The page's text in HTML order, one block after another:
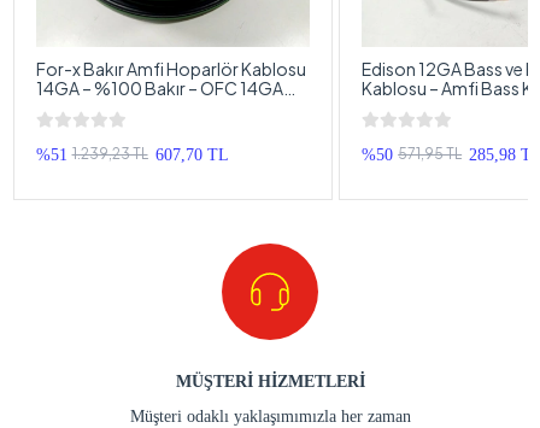
For-x Bakır Amfi Hoparlör Kablosu
14GA – %100 Bakır – OFC 14GA
Anfi Bass Kablosu – 5 Metre
%51 1.239,23 TL 607,70 TL
Edison 12GA Bass ve
Kablosu – Amfi Bass
– 5 Metre
%50 571,95 TL 285,98
MÜŞTERİ HİZMETLERİ
Müşteri odaklı yaklaşımımızla her zaman